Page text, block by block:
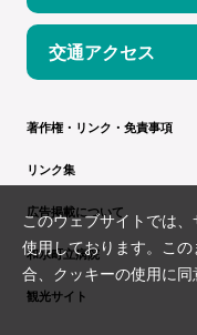
交通アクセス
著作権・リンク・免責事項
リンク集
広告掲載について
和水町立病院
観光サイト
このウェブサイトでは
使用しております。こ
合、クッキーの使用に同